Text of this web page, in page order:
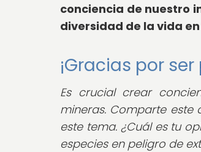
conciencia de nuestro
diversidad de la vida
¡Gracias por
Es crucial crear
mineras. Comparte este
este tema. ¿Cuál es tu
especies en peligro de